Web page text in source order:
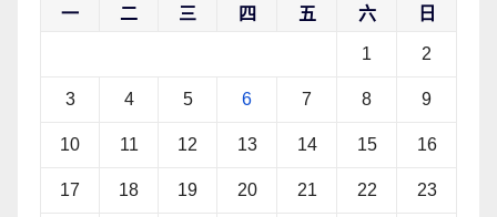
一 二 三 四 五 六 日
1 2
3 4 5 6 7 8 9
10 11 12 13 14 15 16
17 18 19 20 21 22 23